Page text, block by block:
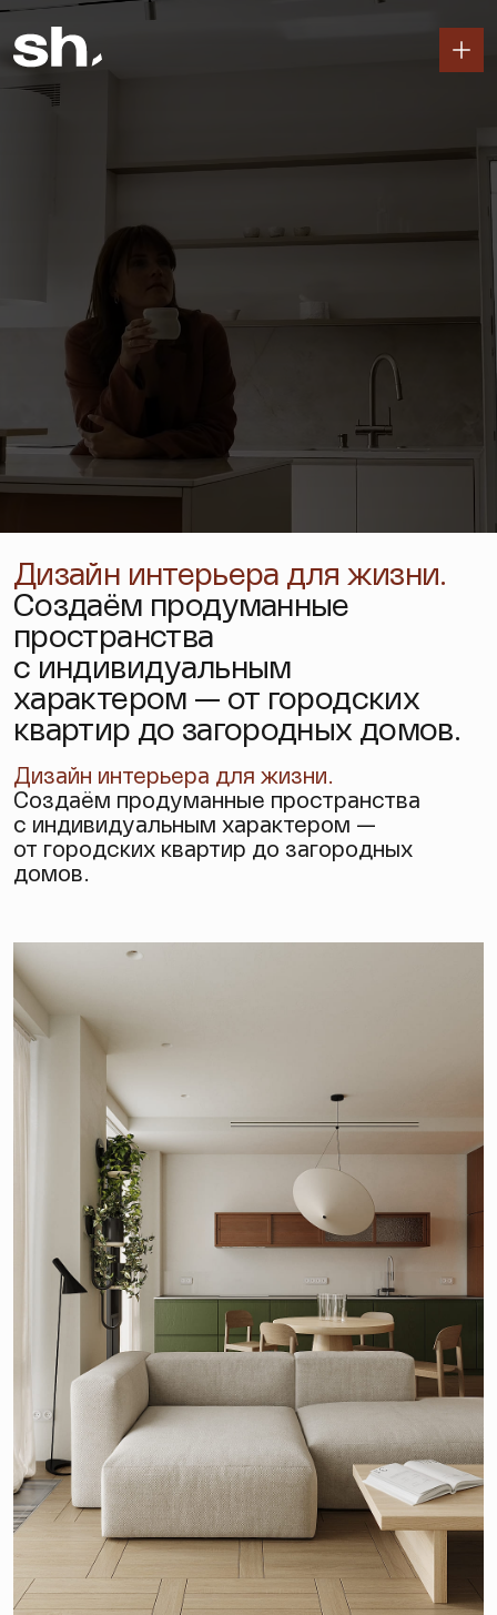
Дизайн интерьера для жизни.
Создаём продуманные
пространства
с индивидуальным
характером — от городских
квартир до загородных домов.
Дизайн интерьера для жизни.
Создаём продуманные пространства
с индивидуальным характером —
от городских квартир до загородных
домов.